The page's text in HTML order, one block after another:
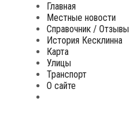
Главная
Местные новости
Справочник / Отзывы
История Кесклинна
Карта
Улицы
Транспорт
О сайте